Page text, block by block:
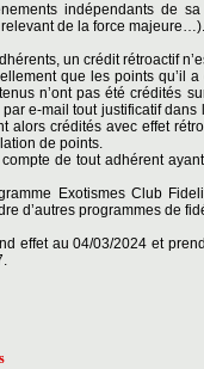
indépendants de
de la force majeure…).
un crédit rétroactif
que les points qu’il
n’ont pas été crédités
e-mail tout justificatif
alors crédités avec effet
de points.
de tout adhérent
Exotismes Club
d’autres programmes de
effet au 04/03/2024 et